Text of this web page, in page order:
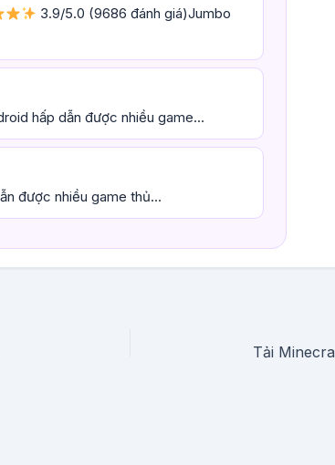
3.9/5.0 (9686 đánh giá)Jumbo
hấp dẫn được nhiều game...
được nhiều game thủ...